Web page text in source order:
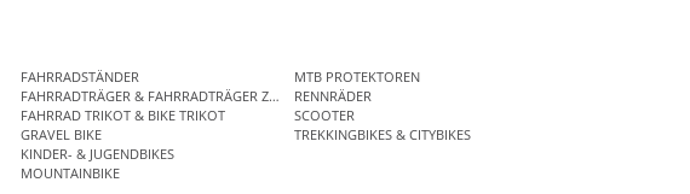
FAHRRADSTÄNDER
FAHRRADTRÄGER & FAHRRADTRÄGER ZUBEHÖR
FAHRRAD TRIKOT & BIKE TRIKOT
GRAVEL BIKE
KINDER- & JUGENDBIKES
MOUNTAINBIKE
MTB PROTEKTOREN
RENNRÄDER
SCOOTER
TREKKINGBIKES & CITYBIKES